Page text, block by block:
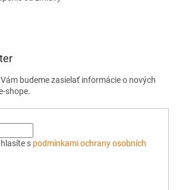
budeme zasielať informácie o nových
shope.
s podmínkami ochrany osobních